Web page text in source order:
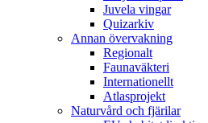
Juvela vingar
Quizarkiv
Annan övervakning
Regionalt
Faunaväkteri
Internationellt
Atlasprojekt
Naturvård och fjärilar